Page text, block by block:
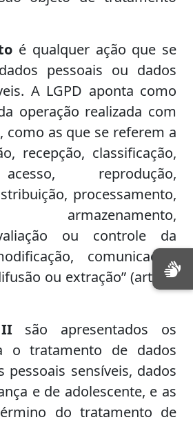
é qualquer ação que se
pessoais ou dados
A LGPD aponta como
operação realizada com
como as que se referem a
recepção, classificação,
reprodução,
processamento,
armazenamento,
ou controle da
comunicação,
ou extração” (art. 5º,
são apresentados os
o tratamento de dados
pessoais sensíveis, dados
e de adolescente, e as
do tratamento de